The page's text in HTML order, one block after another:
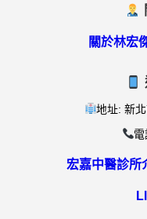
關於林宏
地址: 新
宏嘉中醫診所